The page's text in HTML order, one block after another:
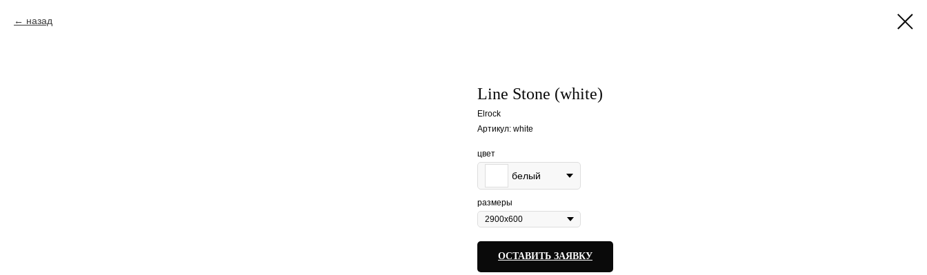
назад
Line Stone (white)
Elrock
Артикул: white
цвет
белый
размеры
ОСТАВИТЬ ЗАЯВКУ